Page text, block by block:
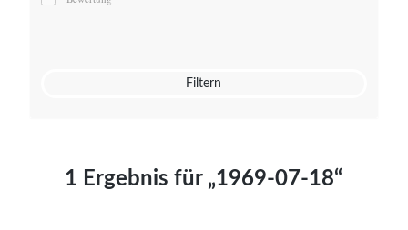
Mato von Vogelstein
Filtern
1 Ergebnis für „1969-07-18“